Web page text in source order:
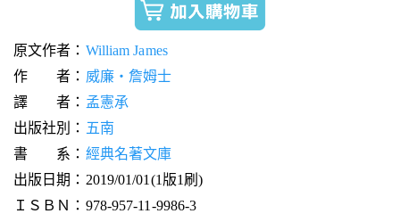
原文作者： William James
作 者： 威廉‧詹姆士
譯 者： 孟憲承
出版社別： 五南
書 系： 經典名著文庫
出版日期：2019/01/01(1版1刷)
ＩＳＢＮ：978-957-11-9986-3